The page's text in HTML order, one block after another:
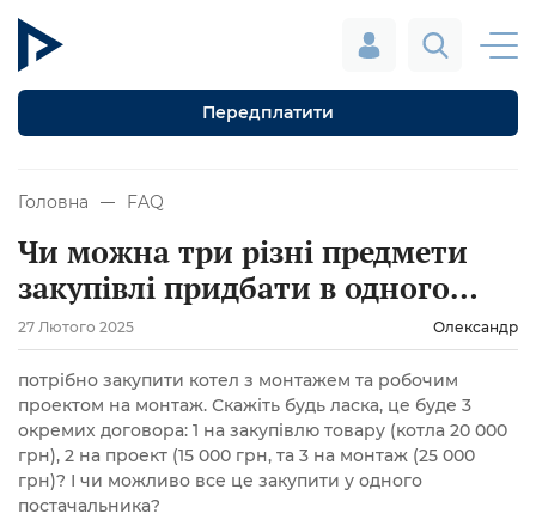
Передплатити
Головна FAQ
Чи можна три різні предмети
закупівлі придбати в одного
постачальника
27 Лютого 2025 Олександр
потрібно закупити котел з монтажем та робочим
проектом на монтаж. Скажіть будь ласка, це буде 3
окремих договора: 1 на закупівлю товару (котла 20 000
грн), 2 на проект (15 000 грн, та 3 на монтаж (25 000
грн)? І чи можливо все це закупити у одного
постачальника?